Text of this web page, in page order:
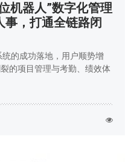
机器人”数字化管理
事，打通全链路闭
的成功落地，用户顺势增
的项目管理与考勤、绩效体